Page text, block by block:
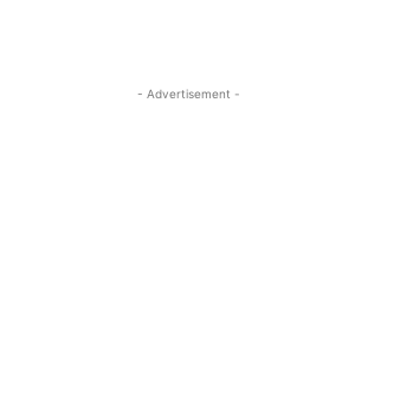
- Advertisement -